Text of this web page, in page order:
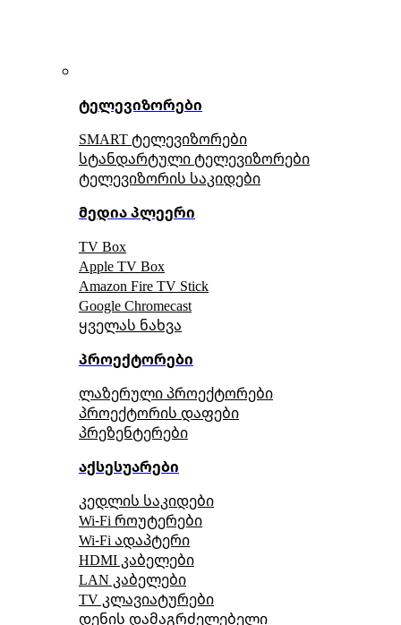
ტელევიზორები
SMART ტელევიზორები
სტანდარტული ტელევიზორები
ტელევიზორის საკიდები
მედია პლეერი
TV Box
Apple TV Box
Amazon Fire TV Stick
Google Chromecast
ყველას ნახვა
პროექტორები
ლაზერული პროექტორები
პროექტორის დაფები
პრეზენტერები
აქსესუარები
კედლის საკიდები
Wi-Fi როუტერები
Wi-Fi ადაპტერი
HDMI კაბელები
LAN კაბელები
TV კლავიატურები
დენის დამაგრძელებელი